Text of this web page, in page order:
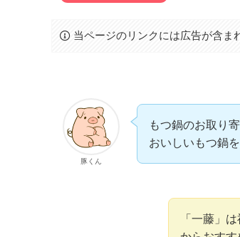
当ページのリンクには広告が含ま
豚くん
もつ鍋のお取り
おいしいもつ鍋
「一藤」